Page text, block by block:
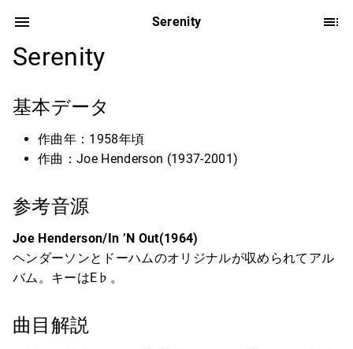
Serenity
Serenity
基本データ
作曲年：1958年頃
作曲：Joe Henderson (1937-2001)
参考音源
Joe Henderson/In ’N Out(1964)
ヘンダーソンとドーハムのオリジナルが収められてアル
バム。キーはE♭。
曲目解説